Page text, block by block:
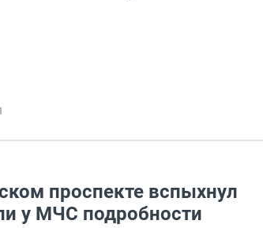
проспекте вспыхнул
у МЧС подробности